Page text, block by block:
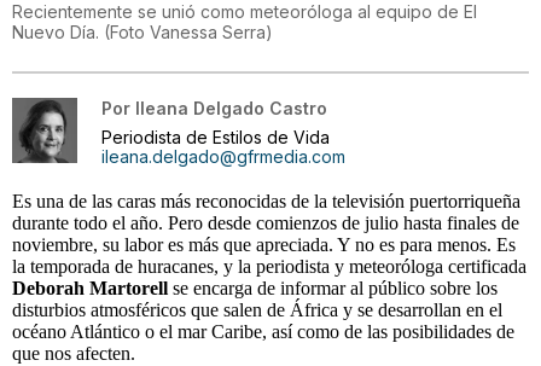
Recientemente se unió como meteoróloga al equipo de El
Nuevo Día. (Foto Vanessa Serra)
Por Ileana Delgado Castro
Periodista de Estilos de Vida
ileana.delgado@gfrmedia.com
Es una de las caras más reconocidas de la televisión puertorriqueña
durante todo el año. Pero desde comienzos de julio hasta finales de
noviembre, su labor es más que apreciada. Y no es para menos. Es
la temporada de huracanes, y la periodista y meteoróloga certificada
Deborah Martorell se encarga de informar al público sobre los
disturbios atmosféricos que salen de África y se desarrollan en el
océano Atlántico o el mar Caribe, así como de las posibilidades de
que nos afecten.